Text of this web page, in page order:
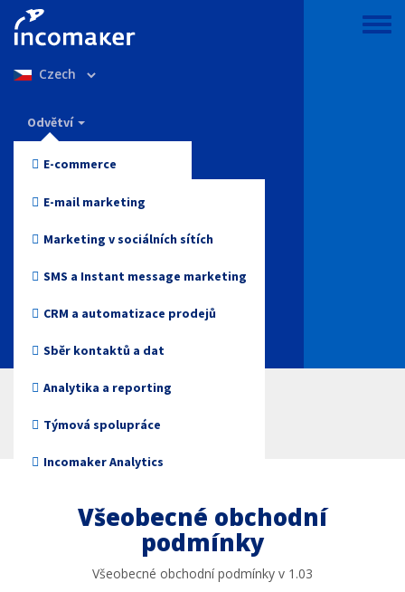
Přejít
hlavnímu
obsahu
Toggle
your
Incomaker
Odvětví
E-commerce
Móda a oblečení
Elektronika
Zdraví a krása
Hračky
Online media
Cestovky
Neziskové organizace
Vlastnosti
E-mail marketing
Marketing v sociálních sítích
SMS a Instant message marketing
CRM a automatizace prodejů
Sběr kontaktů a dat
Analytika a reporting
Týmová spolupráce
Incomaker Analytics
Ceny
Podpora a znalosti
Blog
Přihlášení
Začněte zdarma
Všeobecné obchodní
podmínky
Všeobecné obchodní podmínky v 1.03